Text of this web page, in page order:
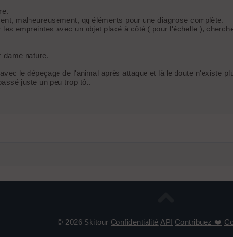
malheureusement, qq éléments pour une diagnose complète.
empreintes avec un objet placé à côté ( pour l'échelle ),
dame nature.
le dépeçage de l'animal après attaque et là le doute n'existe
juste un peu trop tôt.
© 2026 Skitour Confidentialité API Contribuez ❤️